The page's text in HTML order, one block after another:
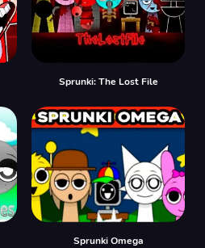
Sprunki: The Lost File
Sprunki Omega